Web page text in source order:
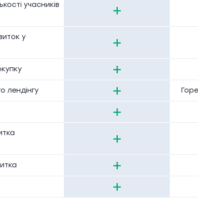
учасників
+
у
+
+
лендінгу +
+
+
+
+